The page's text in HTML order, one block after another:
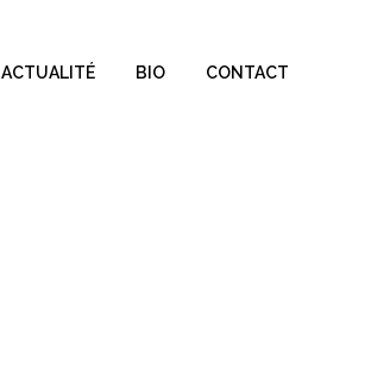
ACTUALITÉ BIO CONTACT